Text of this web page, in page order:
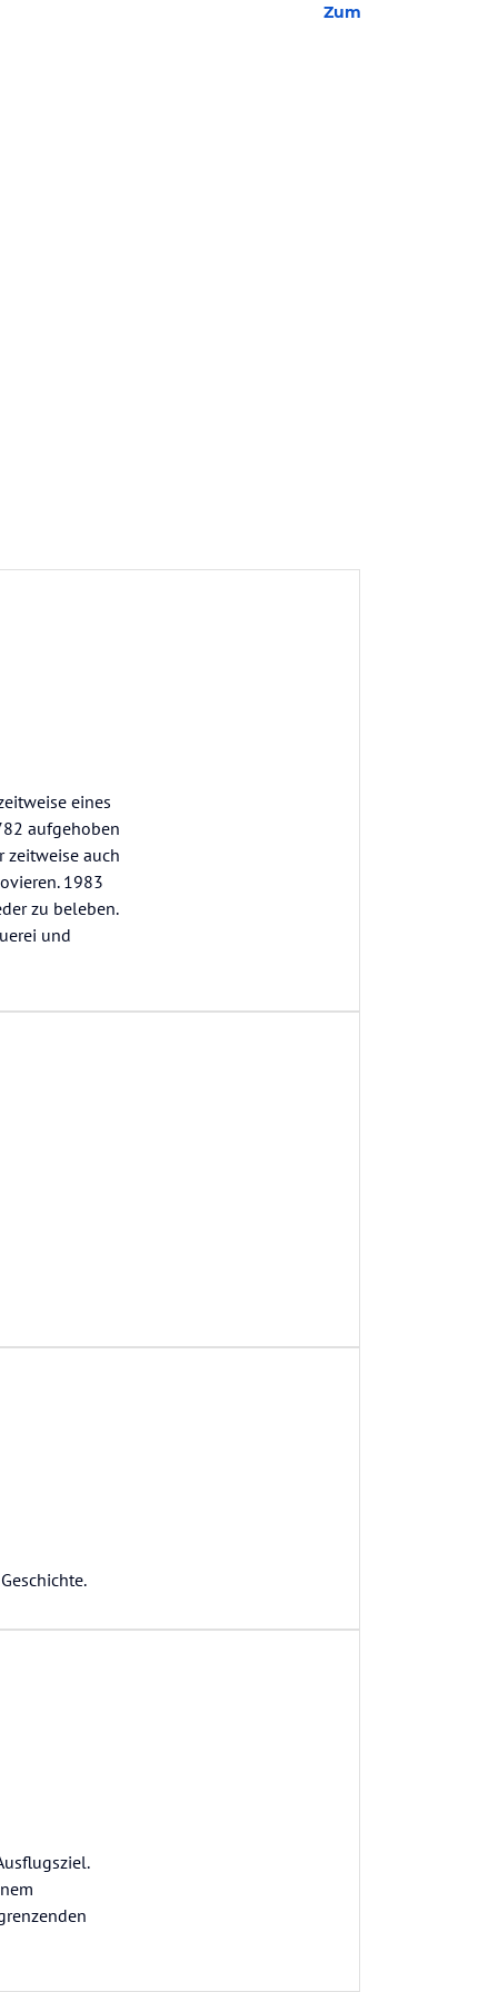
Zum Hotel
eines
aufgehoben
zeitweise auch
1983
zu beleben.
und